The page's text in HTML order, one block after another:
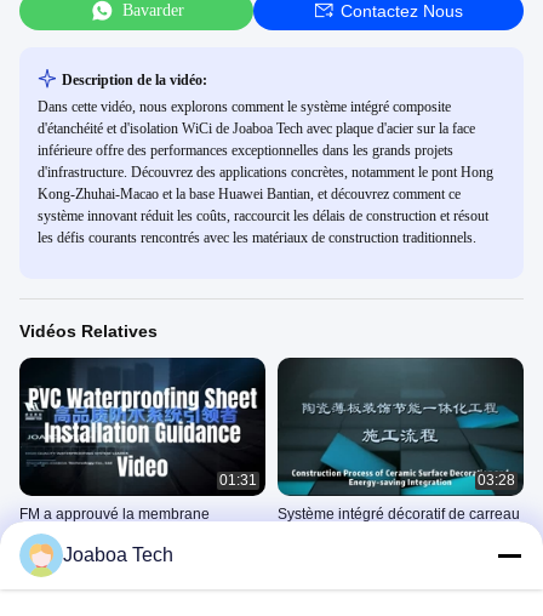
Bavarder Contactez Nous
Description de la vidéo:
Dans cette vidéo, nous explorons comment le système intégré composite
d'étanchéité et d'isolation WiCi de Joaboa Tech avec plaque d'acier sur la face
inférieure offre des performances exceptionnelles dans les grands projets
d'infrastructure. Découvrez des applications concrètes, notamment le pont Hong
Kong-Zhuhai-Macao et la base Huawei Bantian, et découvrez comment ce
système innovant réduit les coûts, raccourcit les délais de construction et résout
les défis courants rencontrés avec les matériaux de construction traditionnels.
Vidéos Relatives
01:31
FM a approuvé la membrane
imperméable de PVC de Bondsure™
Application Methods
03:28
Système intégré décoratif de carreau
d'énergie de revêtement couvert par
Joaboa Tech